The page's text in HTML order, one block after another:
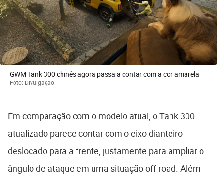
GWM Tank 300 chinês agora passa a contar com a cor amarela
Foto: Divulgação
Em comparação com o modelo atual, o Tank 300
atualizado parece contar com o eixo dianteiro
deslocado para a frente, justamente para ampliar o
ângulo de ataque em uma situação off-road. Além